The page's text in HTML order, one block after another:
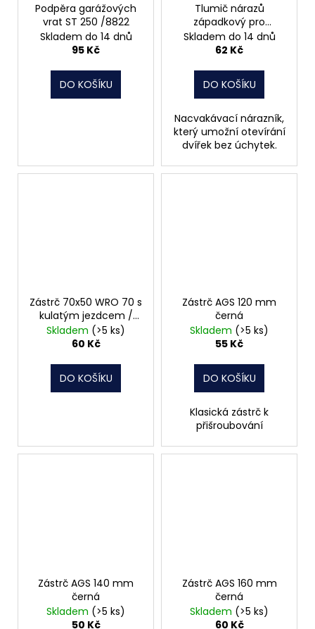
Podpěra garážových
vrat ST 250 /8822
Skladem do 14 dnů
95 Kč
DO KOŠÍKU
Tlumič nárazů
západkový pro
bezúchytkové
otevírání dveří AM-
Skladem do 14 dnů
62 Kč
DO KOŠÍKU
Nacvakávací nárazník,
který umožní otevírání
dvířek bez úchytek.
Zástrč 70x50 WRO 70 s
kulatým jezdcem /
8562
Skladem (>5 ks)
60 Kč
DO KOŠÍKU
Zástrč AGS 120 mm
černá
Skladem (>5 ks)
55 Kč
DO KOŠÍKU
Klasická zástrč k
přišroubování
Zástrč AGS 140 mm
černá
Skladem (>5 ks)
50 Kč
Zástrč AGS 160 mm
černá
Skladem (>5 ks)
60 Kč